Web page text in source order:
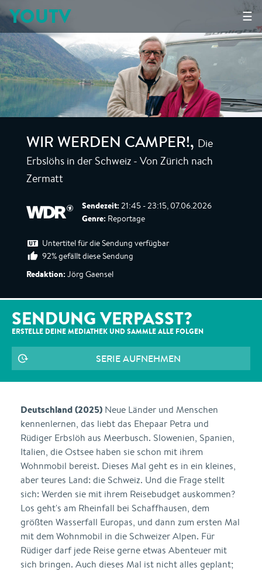
☰
YOUTV
WIR WERDEN CAMPER!, Die
Erbslöhs in der Schweiz - Von Zürich nach
Zermatt
Sendezeit: 21:45 - 23:15, 07.06.2026
Genre: Reportage
Untertitel für die Sendung verfügbar
92% gefällt diese Sendung
Redaktion: Jörg Gaensel
SENDUNG VERPASST?
ERSTELLE DEINE MEDIATHEK UND SAMMLE ALLE FOLGEN
SERIE AUFNEHMEN
Deutschland (2025) Neue Länder und Menschen
kennenlernen, das liebt das Ehepaar Petra und
Rüdiger Erbslöh aus Meerbusch. Slowenien, Spanien,
Italien, die Ostsee haben sie schon mit ihrem
Wohnmobil bereist. Dieses Mal geht es in ein kleines,
aber teures Land: die Schweiz. Und die Frage stellt
sich: Werden sie mit ihrem Reisebudget auskommen?
Los geht's am Rheinfall bei Schaffhausen, dem
größten Wasserfall Europas, und dann zum ersten Mal
mit dem Wohnmobil in die Schweizer Alpen. Für
Rüdiger darf jede Reise gerne etwas Abenteuer mit
sich bringen. Auch dieses Mal ist nicht alles geplant;